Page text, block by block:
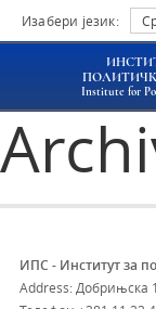
Изабери језик:
Institute for
ИПС - Институт за
Address: Добрињска